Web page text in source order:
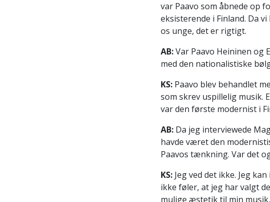
var Paavo som åbnede op
eksisterende i Finland. Da
os unge, det er rigtigt.
AB:Var Paavo Heininen og
med den nationalistiske
KS: Paavo blev behandlet
som skrev uspillelig musik.
var den første modernist i
AB: Da jeg interviewede
havde været den
Paavos tænkning. Var det
KS: Jeg ved det ikke. Jeg
ikke føler, at jeg har valgt
mulige æstetik til min